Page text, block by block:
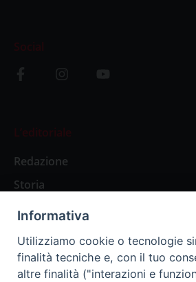
Social
L’editoriale
Redazione
Storia
Abbonamenti
Abbonamento Annuale Digitale
Informativa
Utilizziamo cookie o tecnologie
finalità tecniche e, con il tuo
altre finalità ("interazioni e